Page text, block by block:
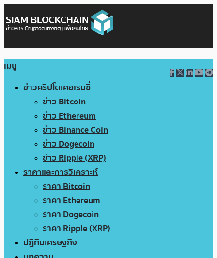
เมนู
ข่าวคริปโตเคอเรนซี่
ข่าว Bitcoin
ข่าว Ethereum
ข่าว Binance Coin
ข่าว Dogecoin
ข่าว Ripple (XRP)
ราคาและการวิเคราะห์
ราคา Bitcoin
ราคา Ethereum
ราคา Dogecoin
ราคา Ripple (XRP)
ปฏิทินเศรษฐกิจ